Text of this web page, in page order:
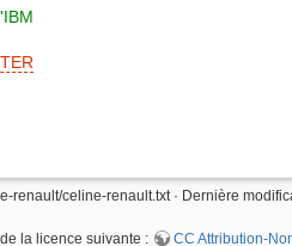
renault/celine-renault.txt · Dernière
la licence suivante : CC Attribution-